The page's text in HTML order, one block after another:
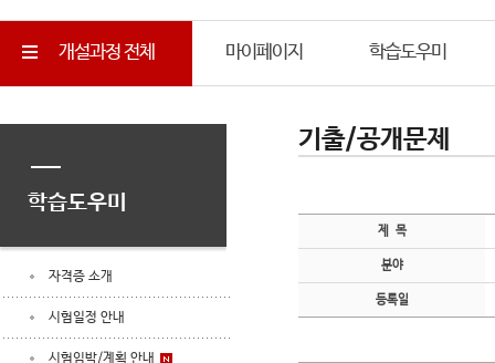
개설과정 전체 마이페이지 학습도우미
학습도우미
자격증 소개
시험일정 안내
시험임박/계획 안내
기출/공개문제
제 목
분야
등록일